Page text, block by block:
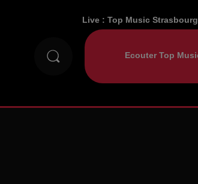
Live :Top Music Strasbourg